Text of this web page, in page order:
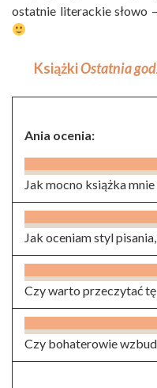
ostatnie literackie słowo
KsiążkiOstatnia
Ania ocenia:
Jak mocno książka mnie
Jak oceniam styl
Czy warto przeczytać
Czy bohaterowie